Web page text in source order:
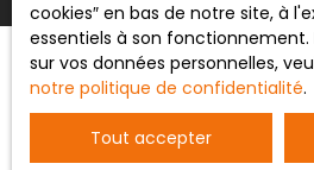
JE RECHERCHE UN BIEN
cookies″ en bas de notre site, à
essentiels à son
sur vos données personnelles,
notre politique de confidentialité.
Tout accepter